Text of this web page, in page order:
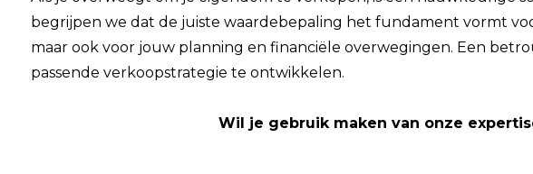
begrijpen we dat de juiste waardebepaling het fundament vormt
maar ook voor jouw planning en financiële overwegingen. Een
passende verkoopstrategie te ontwikkelen.
Wil je gebruik maken van onze